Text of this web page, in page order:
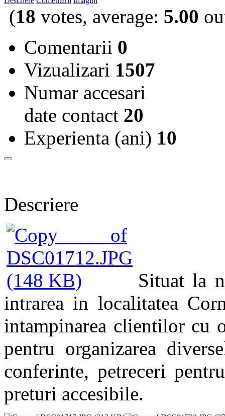
(18 votes, average: 5.00
Comentarii 0
Vizualizari 1507
Numar accesari
date contact 20
Experienta (ani) 10
Descriere
Situat la
intrarea in localitatea
intampinarea clientilor cu
pentru organizarea
conferinte, petreceri
preturi accesibile.